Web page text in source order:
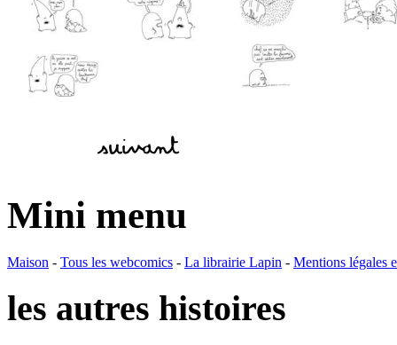
Mini menu
Maison - Tous les webcomics - La librairie Lapin - Mentions légales
les autres histoires